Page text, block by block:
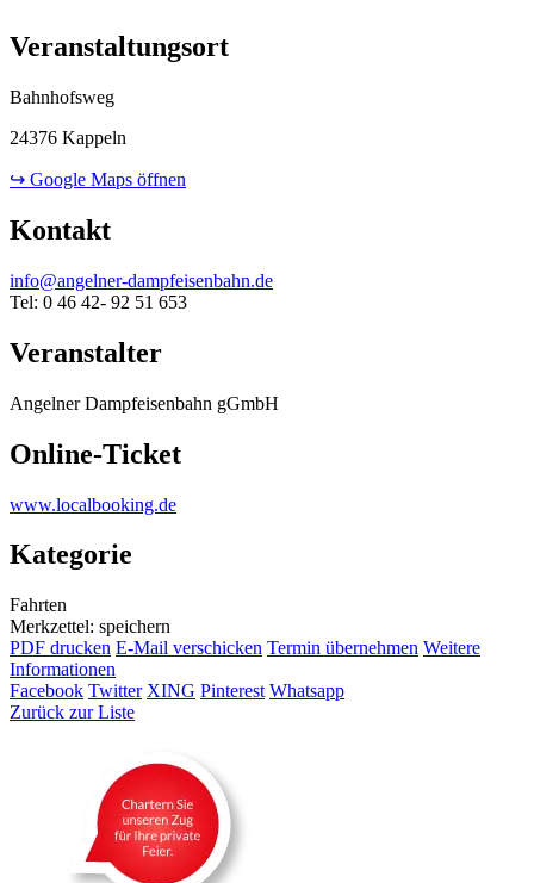
Veranstaltungsort
Bahnhofsweg
24376 Kappeln
↪ Google Maps öffnen
Kontakt
info@angelner-dampfeisenbahn.de
Tel: 0 46 42- 92 51 653
Veranstalter
Angelner Dampfeisenbahn gGmbH
Online-Ticket
www.localbooking.de
Kategorie
Fahrten
Merkzettel: speichern
PDF drucken E-Mail verschicken Termin übernehmen Weitere
Informationen
Facebook Twitter XING Pinterest Whatsapp
Zurück zur Liste